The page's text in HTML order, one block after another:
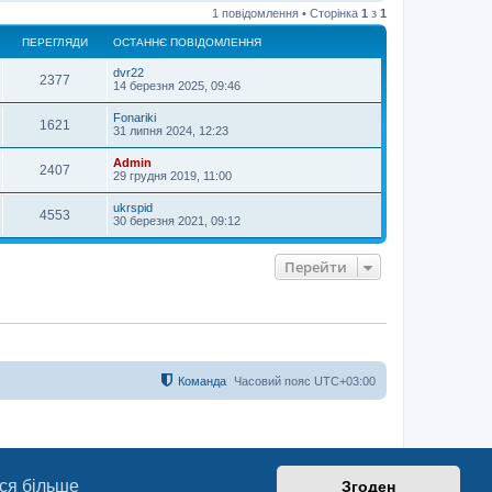
більше Згоден
г
о
1 повідомлення • Сторінка 1 з 1
ПЕРЕГЛЯДИ ОСТАННЄ ПОВІДОМЛЕННЯ
2377
dvr22
14 березня 2025, 09:46
1621
Fonariki
31 липня 2024, 12:23
2407
Admin
29 грудня 2019, 11:00
4553
ukrspid
30 березня 2021, 09:12
Перейти
Часовий пояс UTC+03:00
Команда